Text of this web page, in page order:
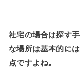
社宅の場合は探す
な場所は基本的に
点ですよね。